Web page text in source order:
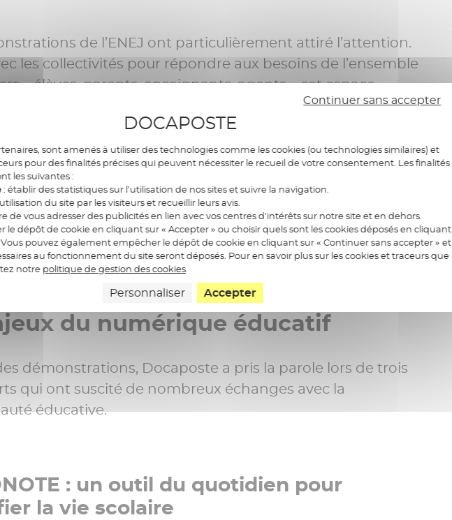
de l’ENEJ ont particulièrement attiré l’attention.
les collectivités pour répondre aux besoins de l’ensemble
– élèves, parents, enseignants, agents – cet espace
marque une nouvelle étape dans l’accompagnement des
En savoir plus sur l'ENEJ
interventions fortes pour éclairer
du numérique éducatif
démonstrations, Docaposte a pris la parole lors de trois
qui ont suscité de nombreux échanges avec la
éducative.
: un outil du quotidien pour
la vie scolaire
Continuer sans accepter
DOCAPOSTE
sont amenés à utiliser des technologies comme les cookies (ou technologies similaires) et
pour des finalités précises qui peuvent nécessiter le recueil de votre consentement. Les finalités
les suivantes :
: établir des statistiques sur l’utilisation de nos sites et suivre la navigation.
du site par les visiteurs et recueillir leurs avis.
de vous adresser des publicités en lien avec vos centres d’intérêts sur notre site et en dehors.
le dépôt de cookie en cliquant sur « Accepter » ou choisir quels sont les cookies déposés en cliquant
Vous pouvez également empêcher le dépôt de cookie en cliquant sur « Continuer sans accepter » et
au fonctionnement du site seront déposés. Pour en savoir plus sur les cookies et traceurs que
notre politique de gestion des cookies.
Personnaliser Accepter